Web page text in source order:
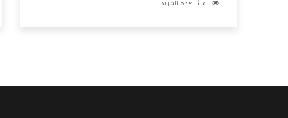
خدمات ما بعد البيع مع المنتجات وتقدم للعملاء أقوى
مشاهدة المزيد